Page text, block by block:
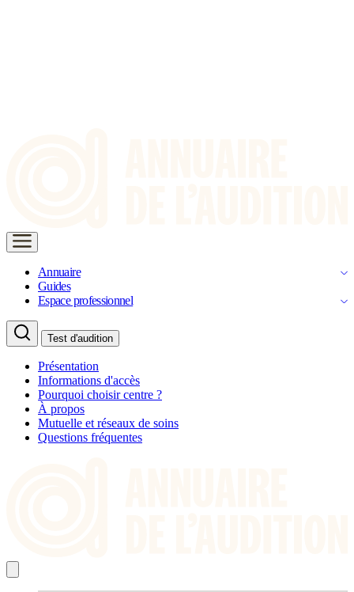
Annuaire
Guides
Espace professionnel
Test d'audition
Présentation
Informations d'accès
Pourquoi choisir centre ?
À propos
Mutuelle et réseaux de soins
Questions fréquentes